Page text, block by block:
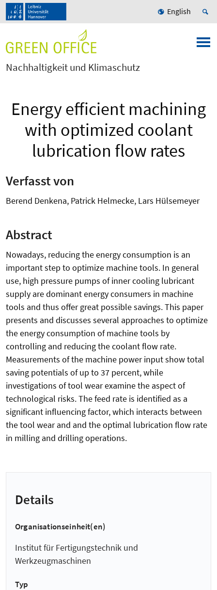
English
Nachhaltigkeit und Klimaschutz
Energy efficient machining
with optimized coolant
lubrication flow rates
Verfasst von
Berend Denkena, Patrick Helmecke, Lars Hülsemeyer
Abstract
Nowadays, reducing the energy consumption is an
important step to optimize machine tools. In general
use, high pressure pumps of inner cooling lubricant
supply are dominant energy consumers in machine
tools and thus offer great possible savings. This paper
presents and discusses several approaches to optimize
the energy consumption of machine tools by
controlling and reducing the coolant flow rate.
Measurements of the machine power input show total
saving potentials of up to 37 percent, while
investigations of tool wear examine the aspect of
technological risks. The feed rate is identified as a
significant influencing factor, which interacts between
the tool wear and and the optimal lubrication flow rate
in milling and drilling operations.
Details
Organisationseinheit(en)
Institut für Fertigungstechnik und
Werkzeugmaschinen
Typ